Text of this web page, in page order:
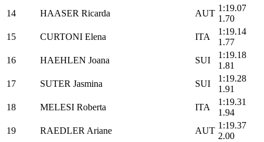
14
HAASER Ricarda AUT
1.70
15
CURTONI Elena ITA
1.77
16
HAEHLEN Joana SUI
1.81
17
SUTER Jasmina SUI
1.91
18
MELESI Roberta ITA
1.94
19
RAEDLER Ariane AUT
2.00